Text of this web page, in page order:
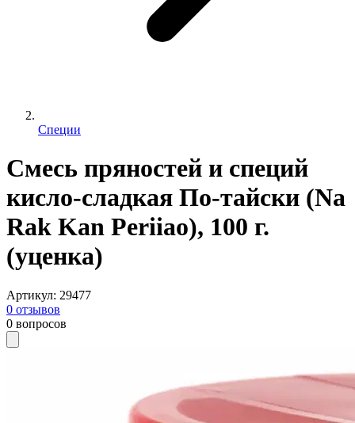
Специи
Смесь пряностей и специй
кисло-сладкая По-тайски (Na
Rak Kan Periiao), 100 г.
(уценка)
Артикул: 29477
0 отзывов
0 вопросов